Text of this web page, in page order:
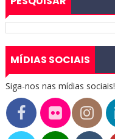
MÍDIAS SOCIAIS
Siga-nos nas mídias sociais!